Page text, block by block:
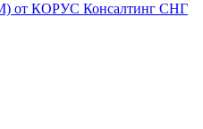
от КОРУС Консалтинг СНГ